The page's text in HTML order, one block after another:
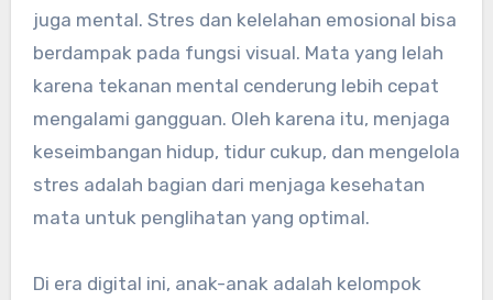
juga mental. Stres dan kelelahan emosional bisa
berdampak pada fungsi visual. Mata yang lelah
karena tekanan mental cenderung lebih cepat
mengalami gangguan. Oleh karena itu, menjaga
keseimbangan hidup, tidur cukup, dan mengelola
stres adalah bagian dari menjaga kesehatan
mata untuk penglihatan yang optimal.
Di era digital ini, anak-anak adalah kelompok